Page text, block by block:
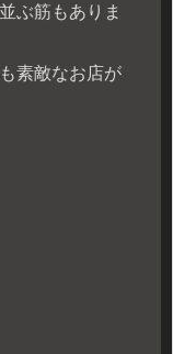
ぶ筋もありま
素敵なお店が